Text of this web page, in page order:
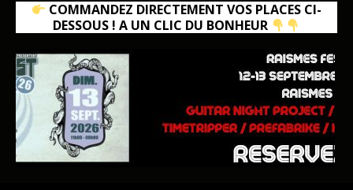
COMMANDEZ DIRECTEMENT VOS PLACES CI-
DESSOUS ! A UN CLIC DU BONHEUR